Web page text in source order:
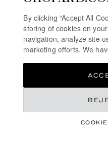
Viale G. Marconi, 119
55049, Viareggio
Italy
By clicking “Accept All
storing of cookies on
navigation, analyze site
marketing efforts. We